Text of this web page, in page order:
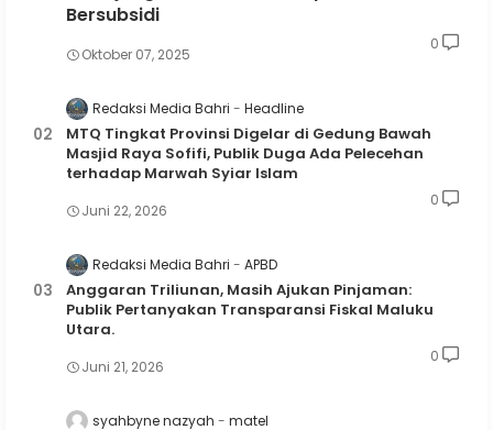
Bersubsidi
Oktober 07, 2025
0
Redaksi Media Bahri Headline
MTQ Tingkat Provinsi Digelar di Gedung Bawah
Masjid Raya Sofifi, Publik Duga Ada Pelecehan
terhadap Marwah Syiar Islam
Juni 22, 2026
0
Redaksi Media Bahri APBD
Anggaran Triliunan, Masih Ajukan Pinjaman:
Publik Pertanyakan Transparansi Fiskal Maluku
Utara.
Juni 21, 2026
0
syahbyne nazyah matel